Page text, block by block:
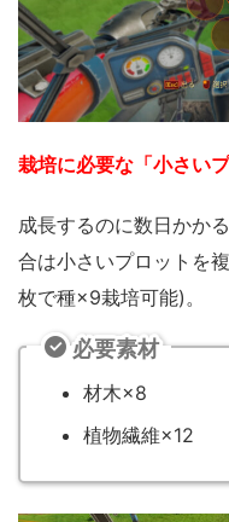
栽培に必要な「小さい
成長するのに数日かか
合は小さいプロットを
枚で種×9栽培可能)。
必要素材
材木×8
植物繊維×12